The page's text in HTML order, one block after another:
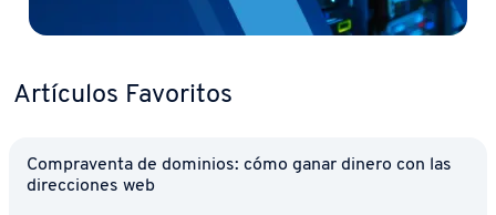
Artículos Favoritos
Co­m­pra­ve­n­ta de dominios: cómo ganar dinero con las
di­re­c­cio­nes web